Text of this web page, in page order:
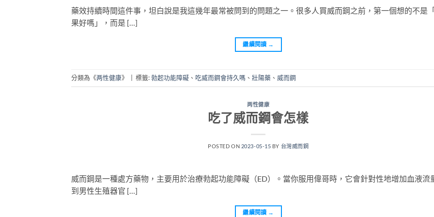
藥效持續時間這件事，坦白說是我這幾年最常被問到的問題之一。很多人買威而鋼之前，第一個想的不是
果好嗎」，而是 […]
繼續閱讀 →
分類為《两性健康》 標籤:勃起功能障礙 、 吃威而鋼會持久嗎 、 壯陽藥 、 威而鋼
两性健康
吃了威而鋼會怎樣
POSTED ON 2023-05-15 BY 台灣威而鋼
威而鋼是一種處方藥物，主要用於治療勃起功能障礙（ED）。當你服用偉哥時，它會針對性地增加血液流
到男性生殖器官 […]
繼續閱讀 →